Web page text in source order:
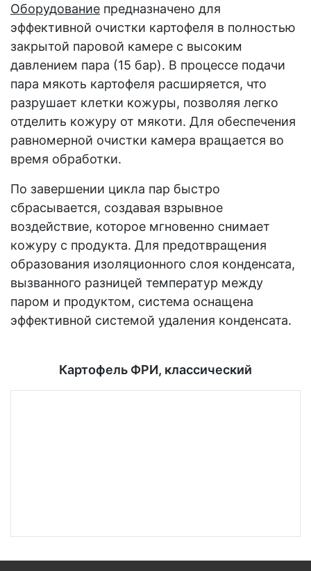
Оборудование предназначено для
эффективной очистки картофеля в полностью
закрытой паровой камере с высоким
давлением пара (15 бар). В процессе подачи
пара мякоть картофеля расширяется, что
разрушает клетки кожуры, позволяя легко
отделить кожуру от мякоти. Для обеспечения
равномерной очистки камера вращается во
время обработки.
По завершении цикла пар быстро
сбрасывается, создавая взрывное
воздействие, которое мгновенно снимает
кожуру с продукта. Для предотвращения
образования изоляционного слоя конденсата,
вызванного разницей температур между
паром и продуктом, система оснащена
эффективной системой удаления конденсата.
Картофель ФРИ, классический